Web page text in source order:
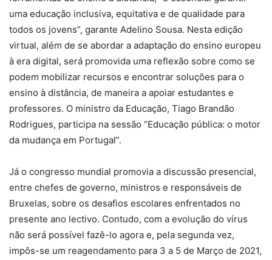
uma educação inclusiva, equitativa e de qualidade para
todos os jovens”, garante Adelino Sousa. Nesta edição
virtual, além de se abordar a adaptação do ensino europeu
à era digital, será promovida uma reflexão sobre como se
podem mobilizar recursos e encontrar soluções para o
ensino à distância, de maneira a apoiar estudantes e
professores. O ministro da Educação, Tiago Brandão
Rodrigues, participa na sessão “Educação pública: o motor
da mudança em Portugal”.​
Já o congresso mundial promovia a discussão presencial,
entre chefes de governo, ministros e responsáveis de
Bruxelas, sobre os desafios escolares enfrentados no
presente ano lectivo. Contudo, com a evolução do vírus
não será possível fazê-lo agora e, pela segunda vez,
impôs-se um reagendamento para 3 a 5 de Março de 2021,